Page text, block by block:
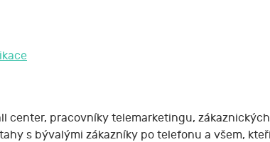
center, pracovníky telemarketingu,
s bývalými zákazníky po telefonu a všem,